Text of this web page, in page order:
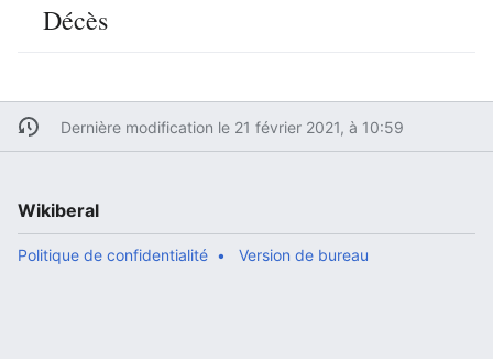
Décès
Dernière modification le 21 février 2021, à 10:59
Wikiberal
Politique de confidentialité Version de bureau